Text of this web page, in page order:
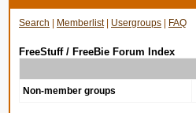
Search Memberlist| Usergroups FAQ
FreeStuff / FreeBie Forum Index
Non-member groups